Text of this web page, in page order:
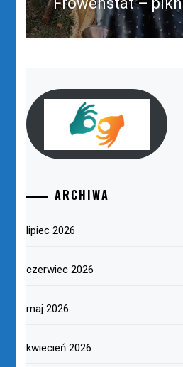
ARCHIWA
lipiec 2026
czerwiec 2026
maj 2026
kwiecień 2026